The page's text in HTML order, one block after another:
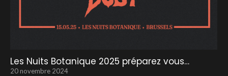
Les Nuits Botanique 2025 préparez vous…
20 novembre 2024